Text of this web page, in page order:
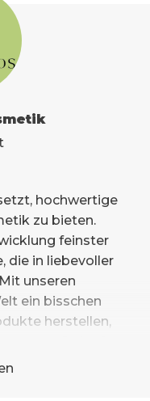
hochwertige
zu bieten.
feinster
die in liebevoller
unseren
ein bisschen
herstellen,
Rückstände in